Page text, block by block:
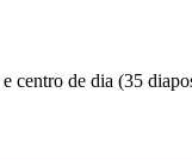
centro de dia (35